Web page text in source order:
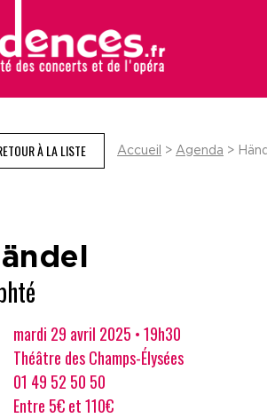
À LA LISTE Accueil > Agenda >
mardi 29 avril 2025 • 19h30
Théâtre des Champs-Élysées
01 49 52 50 50
Entre 5€ et 110€